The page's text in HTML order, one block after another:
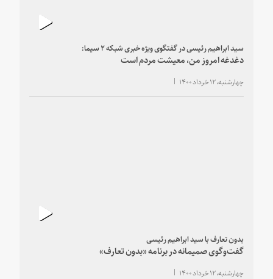
سید ابراهیم رئیسی در گفتگوی ویژه خبری شبکه ۲ سیما:
دغدغه امروز من، معیشت مردم است
چهارشنبه، ۱۲ خرداد ۱۴۰۰
بدون تعارف با سید ابراهیم رئیسی
گفت‌وگوی صمیمانه در برنامه «بدون تعارف»
چهارشنبه، ۱۲ خرداد ۱۴۰۰